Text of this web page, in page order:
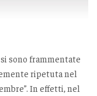
sono frammentate
ripetuta nel
In effetti, nel